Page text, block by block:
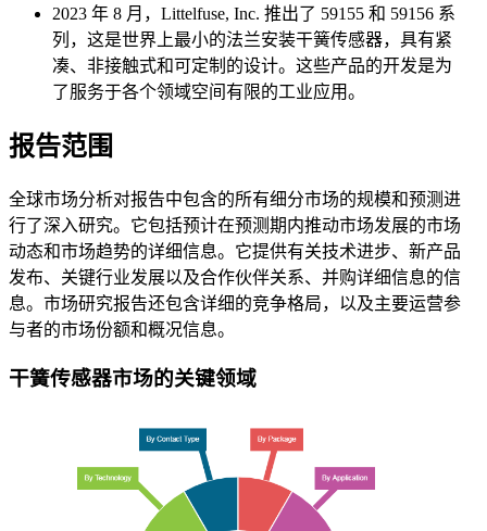
2023 年 8 月，Littelfuse, Inc. 推出了 59155 和 59156 系
列，这是世界上最小的法兰安装干簧传感器，具有紧
凑、非接触式和可定制的设计。这些产品的开发是为
了服务于各个领域空间有限的工业应用。
报告范围
全球市场分析对报告中包含的所有细分市场的规模和预测进
行了深入研究。它包括预计在预测期内推动市场发展的市场
动态和市场趋势的详细信息。它提供有关技术进步、新产品
发布、关键行业发展以及合作伙伴关系、并购详细信息的信
息。市场研究报告还包含详细的竞争格局，以及主要运营参
与者的市场份额和概况信息。
干簧传感器市场的关键领域